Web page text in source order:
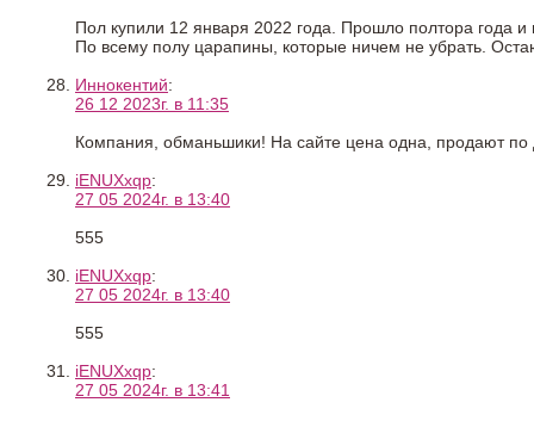
Пол купили 12 января 2022 года. Прошло полтора года
По всему полу царапины, которые ничем не убрать.
Иннокентий:
26 12 2023г. в 11:35
Компания, обманьшики! На сайте цена одна, продают по
iENUXxqp:
27 05 2024г. в 13:40
555
iENUXxqp:
27 05 2024г. в 13:40
555
iENUXxqp:
27 05 2024г. в 13:41